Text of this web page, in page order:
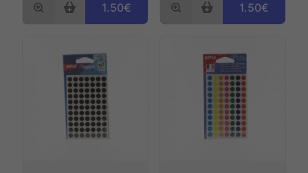
1.50€ 1.50€